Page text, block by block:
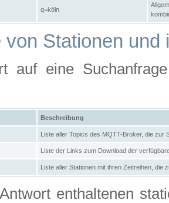
q=köln
von Stationen und
auf eine
Beschreibung
Liste aller Topics des MQTT-Broker, die zur
Liste der Links zum Download der
Liste aller Stationen mit ihren Zeitreihen, die
enthaltenen